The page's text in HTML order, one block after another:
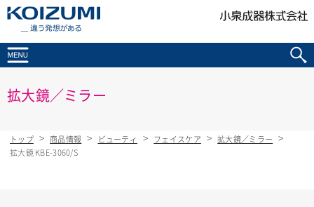
拡大鏡／ミラー
トップ 商品情報 ビューティ フェイスケア
拡大鏡／ミラー
拡大鏡 KBE-3060/S